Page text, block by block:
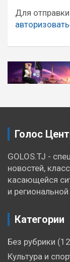
записям
Для
Голос
GOLOS.TJ -
новостей,
касающейся
и
Категории
Без рубрики
Культура и